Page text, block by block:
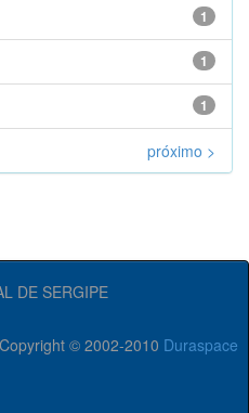
1
1
1
próximo >
DE SERGIPE
Copyright © 2002-2010 Duraspace